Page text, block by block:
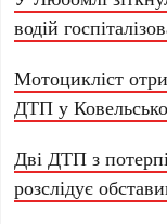
водій
Мотоцикліст
ДТП у
Дві ДТП з
розслідує